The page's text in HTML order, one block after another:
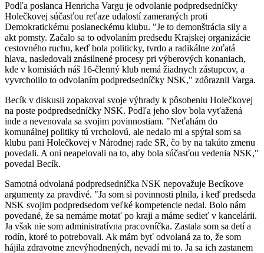
Podľa poslanca Henricha Vargu je odvolanie podpredsedníčky
Holečkovej súčasťou reťaze udalostí zameraných proti
Demokratickému poslaneckému klubu. "Je to demonštrácia sily a
akt pomsty. Začalo sa to odvolaním predsedu Krajskej organizácie
cestovného ruchu, keď bola politicky, tvrdo a radikálne zoťatá
hlava, nasledovali znásilnené procesy pri výberových konaniach,
kde v komisiách náš 16-členný klub nemá žiadnych zástupcov, a
vyvrcholilo to odvolaním podpredsedníčky NSK," zdôraznil Varga.
Becík v diskusii zopakoval svoje výhrady k pôsobeniu Holečkovej
na poste podpredsedníčky NSK. Podľa jeho slov bola vyťažená
inde a nevenovala sa svojim povinnostiam. "Neťahám do
komunálnej politiky tú vrcholovú, ale nedalo mi a spýtal som sa
klubu pani Holečkovej v Národnej rade SR, čo by na takúto zmenu
povedali. A oni neapelovali na to, aby bola súčasťou vedenia NSK,"
povedal Becík.
Samotná odvolaná podpredsedníčka NSK nepovažuje Becíkove
argumenty za pravdivé. "Ja som si povinnosti plnila, i keď predseda
NSK svojim podpredsedom veľké kompetencie nedal. Bolo nám
povedané, že sa nemáme motať po kraji a máme sedieť v kancelárii.
Ja však nie som administratívna pracovníčka. Zastala som sa detí a
rodín, ktoré to potrebovali. Ak mám byť odvolaná za to, že som
hájila zdravotne znevýhodnených, nevadí mi to. Ja sa ich zastanem